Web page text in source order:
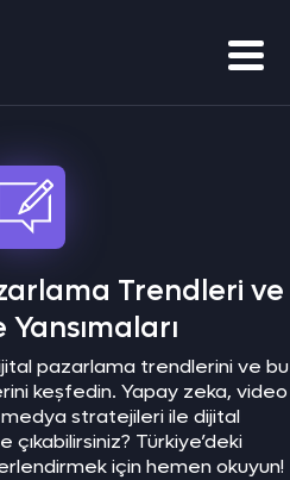
Trendleri ve
Yansımaları
pazarlama trendlerini ve bu
keşfedin. Yapay zeka, video
stratejileri ile dijital
çıkabilirsiniz? Türkiye’deki
için hemen okuyun!